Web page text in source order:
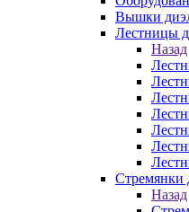
Вышки
Лестницы
Назад
Стремянки
Назад